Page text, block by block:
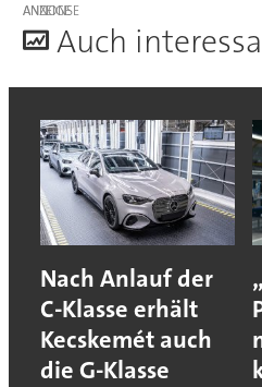
ANZEIGE
Auch
Nach Anlauf der
C-Klasse erhält
Kecskemét auch
die G-Klasse